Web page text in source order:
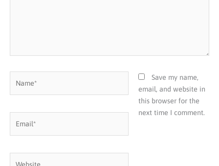
Save my name,
email, and website in
this browser for the
next time I comment.